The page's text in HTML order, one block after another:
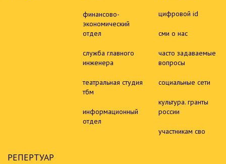
финансово-
экономический
отдел
служба главного
инженера
театральная студия
тбм
информационный
отдел
цифровой id
сми о нас
часто задаваемые
вопросы
социальные сети
культура. гранты
россии
участникам сво
РЕПЕРТУАР